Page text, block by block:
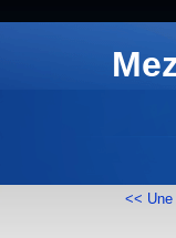
<< Une